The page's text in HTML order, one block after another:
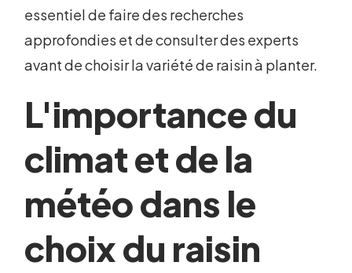
essentiel de faire des recherches
approfondies et de consulter des experts
avant de choisir la variété de raisin à planter.
L'importance du
climat et de la
météo dans le
choix du raisin